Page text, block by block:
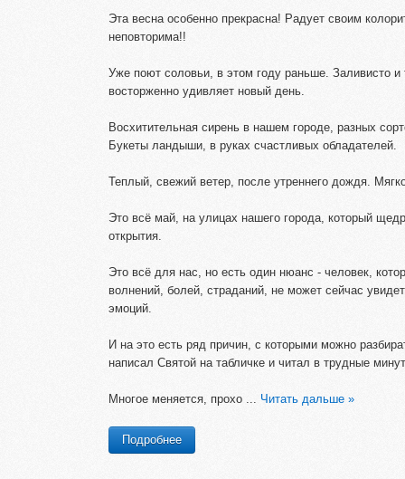
Эта весна особенно прекрасна! Радует своим
неповторима!!
Уже поют соловьи, в этом году раньше. Заливисто и
восторженно удивляет новый день.
Восхитительная сирень в нашем городе, разных
Букеты ландыши, в руках счастливых обладателей.
Теплый, свежий ветер, после утреннего дождя.
Это всё май, на улицах нашего города, который
открытия.
Это всё для нас, но есть один нюанс - человек,
волнений, болей, страданий, не может сейчас
эмоций.
И на это есть ряд причин, с которыми можно
написал Святой на табличке и читал в трудные
Многое меняется, прохо ... Читать дальше »
Подробнее